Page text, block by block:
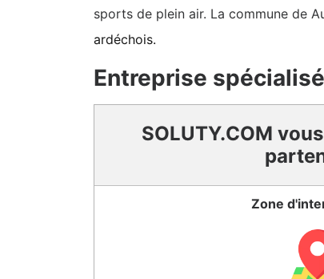
sports de plein air. La commune de
ardéchois.
Entreprise
SOLUTY.COM
Zone